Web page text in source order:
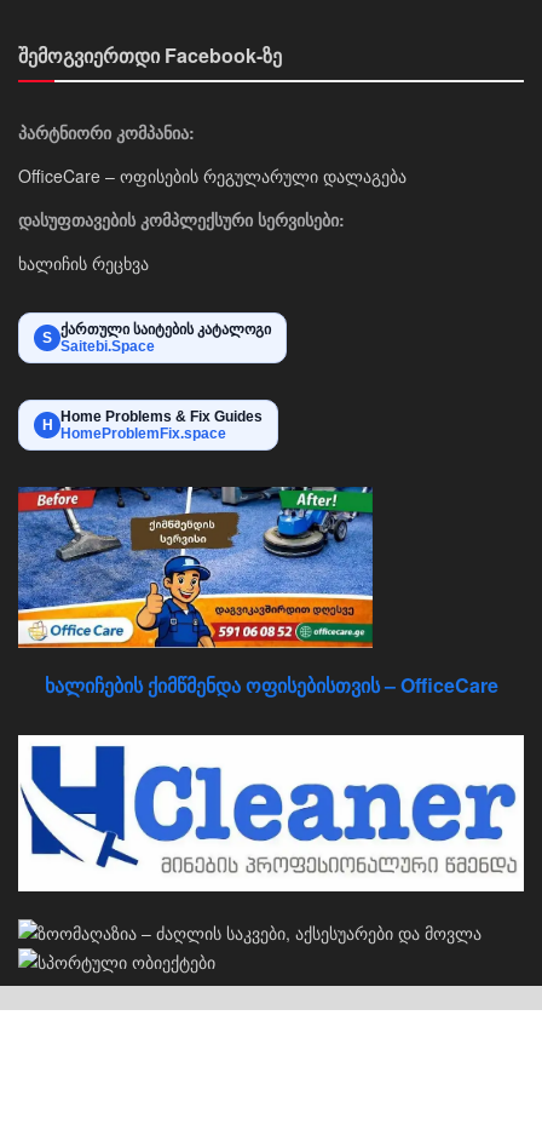
შემოგვიერთდი Facebook-ზე
პარტნიორი კომპანია:
OfficeCare – ოფისების რეგულარული დალაგება
დასუფთავების კომპლექსური სერვისები:
ხალიჩის რეცხვა
S ქართული საიტების კატალოგი
Saitebi.Space
H Home Problems & Fix Guides
HomeProblemFix.space
ხალიჩების ქიმწმენდა ოფისებისთვის – OfficeCare